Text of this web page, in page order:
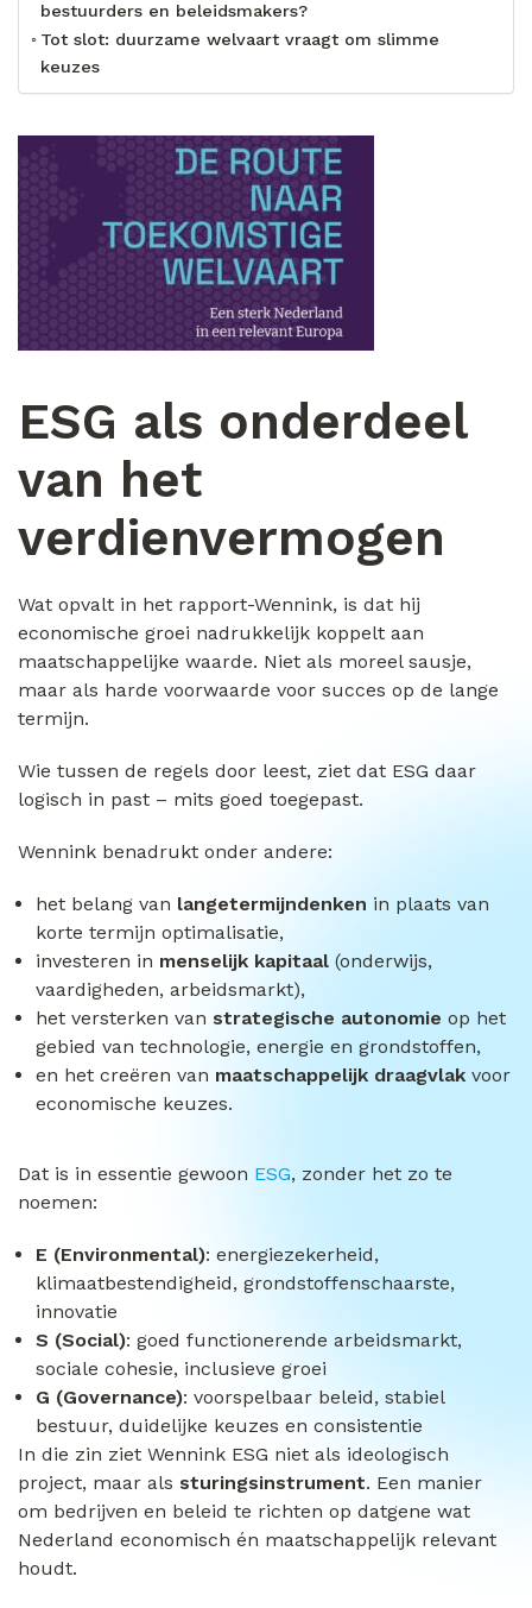
bestuurders en beleidsmakers?
Tot slot: duurzame welvaart vraagt om slimme
keuzes
ESG als onderdeel
van het
verdienvermogen
Wat opvalt in het rapport-Wennink, is dat hij
economische groei nadrukkelijk koppelt aan
maatschappelijke waarde. Niet als moreel sausje,
maar als harde voorwaarde voor succes op de lange
termijn.
Wie tussen de regels door leest, ziet dat ESG daar
logisch in past – mits goed toegepast.
Wennink benadrukt onder andere:
het belang van langetermijndenken in plaats van
korte termijn optimalisatie,
investeren in menselijk kapitaal (onderwijs,
vaardigheden, arbeidsmarkt),
het versterken van strategische autonomie op het
gebied van technologie, energie en grondstoffen,
en het creëren van maatschappelijk draagvlak voor
economische keuzes.
Dat is in essentie gewoon ESG, zonder het zo te
noemen:
E (Environmental): energiezekerheid,
klimaatbestendigheid, grondstoffenschaarste,
innovatie
S (Social): goed functionerende arbeidsmarkt,
sociale cohesie, inclusieve groei
G (Governance): voorspelbaar beleid, stabiel
bestuur, duidelijke keuzes en consistentie
In die zin ziet Wennink ESG niet als ideologisch
project, maar als sturingsinstrument. Een manier
om bedrijven en beleid te richten op datgene wat
Nederland economisch én maatschappelijk relevant
houdt.